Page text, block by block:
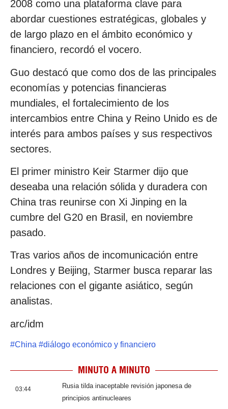
2008 como una plataforma clave para
abordar cuestiones estratégicas, globales y
de largo plazo en el ámbito económico y
financiero, recordó el vocero.
Guo destacó que como dos de las principales
economías y potencias financieras
mundiales, el fortalecimiento de los
intercambios entre China y Reino Unido es de
interés para ambos países y sus respectivos
sectores.
El primer ministro Keir Starmer dijo que
deseaba una relación sólida y duradera con
China tras reunirse con Xi Jinping en la
cumbre del G20 en Brasil, en noviembre
pasado.
Tras varios años de incomunicación entre
Londres y Beijing, Starmer busca reparar las
relaciones con el gigante asiático, según
analistas.
arc/idm
#China #diálogo económico y financiero
MINUTO A MINUTO
03:44
Rusia tilda inaceptable revisión japonesa de
principios antinucleares